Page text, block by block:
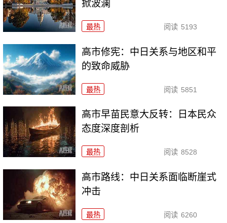
掀波澜
最热 阅读 5193
高市修宪：中日关系与地区和平
的致命威胁
最热 阅读 5851
高市早苗民意大反转：日本民众
态度深度剖析
最热 阅读 8528
高市路线：中日关系面临断崖式
冲击
最热 阅读 6260